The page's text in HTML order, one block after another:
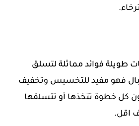
طويلة فوائد مماثلة لتسلق
فهو مفيد للتخسيس وتخفيف
كل خطوة تتخذها أو تتسلقها
اقل.